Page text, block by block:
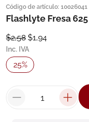
Código de artículo: 10026041
Flashlyte Fresa
$2,58 $1,94
Inc. IVA
25%
1. eucerin
2 protector solar
3.
4. pilexil
5. cerave
degraler